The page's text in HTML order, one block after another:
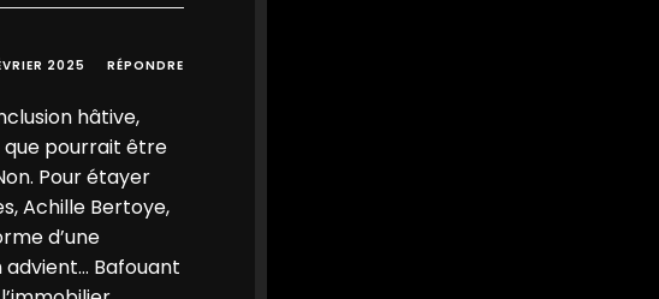
2025 RÉPONDRE
hâtive,
que pourrait être
Pour étayer
Achille Bertoye,
d’une
advient… Bafouant